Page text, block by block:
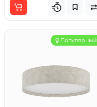
Популярный